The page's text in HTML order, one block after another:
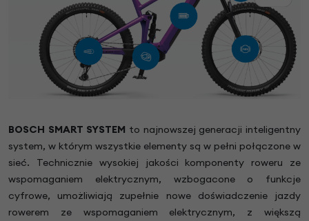
BOSCH SMART SYSTEM to najnowszej generacji inteligentny
system, w którym wszystkie elementy są w pełni połączone w
sieć. Technicznie wysokiej jakości komponenty roweru ze
wspomaganiem elektrycznym, wzbogacone o funkcje
cyfrowe, umożliwiają zupełnie nowe doświadczenie jazdy
rowerem ze wspomaganiem elektrycznym, z większą